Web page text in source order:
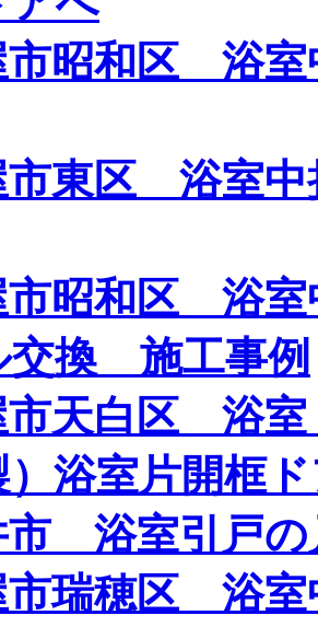
市昭和区 浴
市東区 浴室中
市昭和区 浴
交換 施工事例
市天白区 浴
）浴室片開框
市 浴室引戸
市瑞穂区 浴